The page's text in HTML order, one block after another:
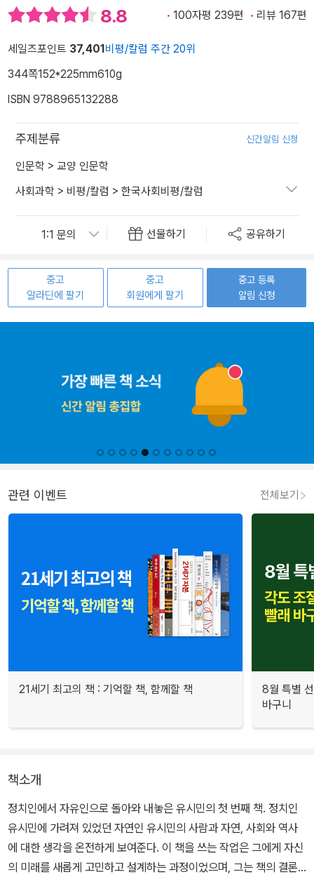
8.8 100자평 239편 리뷰 167편
세일즈포인트 37,401 비평/칼럼 주간 20위
344쪽152*225mm610g
ISBN 9788965132288
주제분류 신간알림 신청
인문학 > 교양 인문학
사회과학 > 비평/칼럼 > 한국사회비평/칼럼
선물하기 공유하기
중고
알라딘에 팔기
중고
회원에게 팔기
중고 등록
알림 신청
관련 이벤트 전체보기
21세기 최고의 책 : 기억할 책, 함께할 책
8월 특별
바구니
책소개
정치인에서 자유인으로 돌아와 내놓은 유시민의 첫 번째 책. 정치인
유시민에 가려져 있었던 자연인 유시민의 사람과 자연, 사회와 역사
에 대한 생각을 온전하게 보여준다. 이 책을 쓰는 작업은 그에게 자신
의 미래를 새롭게 고민하고 설계하는 과정이었으며, 그는 책의 결론